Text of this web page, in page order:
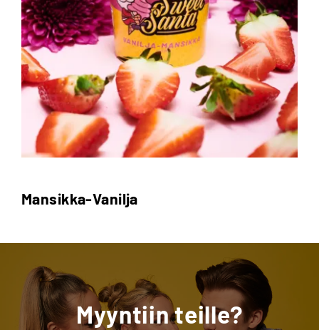
Mansikka-Vanilja
Myyntiin teille?